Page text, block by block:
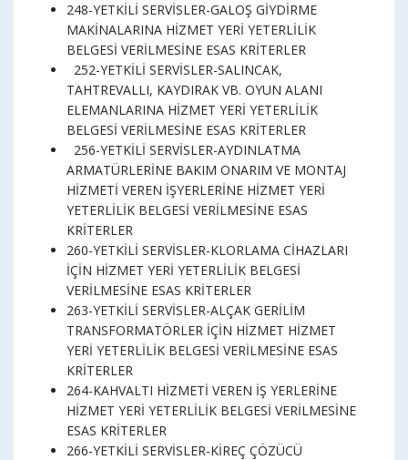
248-YETKİLİ SERVİSLER-GALOŞ GİYDİRME
MAKİNALARINA HİZMET YERİ YETERLİLİK
BELGESİ VERİLMESİNE ESAS KRİTERLER
252-YETKİLİ SERVİSLER-SALINCAK,
TAHTREVALLI, KAYDIRAK VB. OYUN ALANI
ELEMANLARINA HİZMET YERİ YETERLİLİK
BELGESİ VERİLMESİNE ESAS KRİTERLER
256-YETKİLİ SERVİSLER-AYDINLATMA
ARMATÜRLERİNE BAKIM ONARIM VE MONTAJ
HİZMETİ VEREN İŞYERLERİNE HİZMET YERİ
YETERLİLİK BELGESİ VERİLMESİNE ESAS
KRİTERLER
260-YETKİLİ SERVİSLER-KLORLAMA CİHAZLARI
İÇİN HİZMET YERİ YETERLİLİK BELGESİ
VERİLMESİNE ESAS KRİTERLER
263-YETKİLİ SERVİSLER-ALÇAK GERİLİM
TRANSFORMATÖRLER İÇİN HİZMET HİZMET
YERİ YETERLİLİK BELGESİ VERİLMESİNE ESAS
KRİTERLER
264-KAHVALTI HİZMETİ VEREN İŞ YERLERİNE
HİZMET YERİ YETERLİLİK BELGESİ VERİLMESİNE
ESAS KRİTERLER
266-YETKİLİ SERVİSLER-KİREÇ ÇÖZÜCÜ